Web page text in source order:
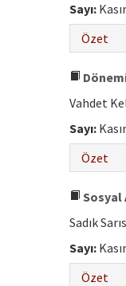
Sayı:
Özet
Vahdet
Sayı:
Özet
Sosyal
Sadık
Sayı:
Özet